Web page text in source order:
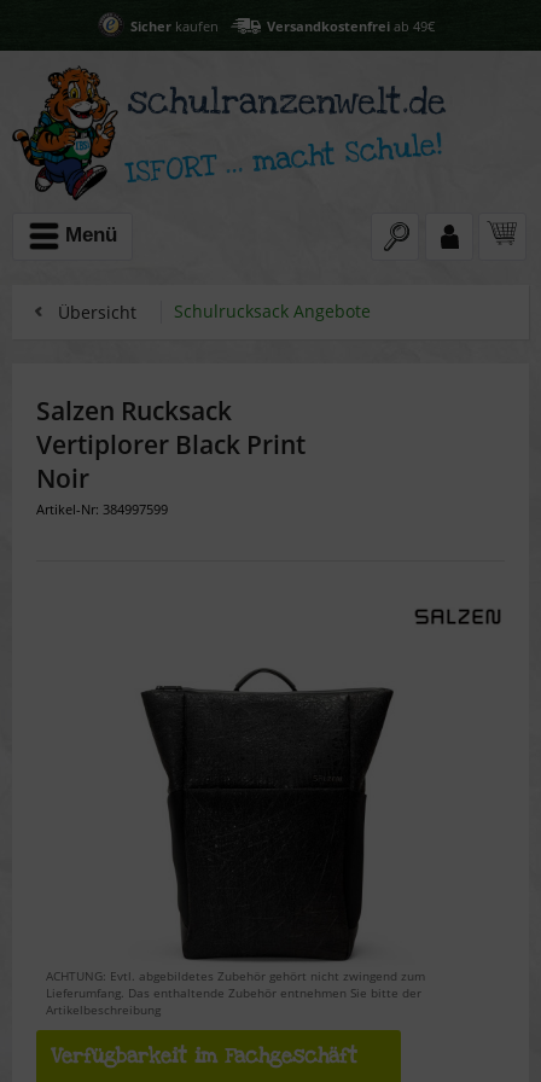
Sicherkaufen Versandkostenfreiab 49€
Menü
Übersicht Schulrucksack Angebote
Salzen Rucksack
Vertiplorer Black Print
Noir
Artikel-Nr: 384997599
ACHTUNG: Evtl. abgebildetes Zubehör gehört nicht zwingend zum
Lieferumfang. Das enthaltende Zubehör entnehmen Sie bitte der
Artikelbeschreibung
Verfügbarkeit im Fachgeschäft